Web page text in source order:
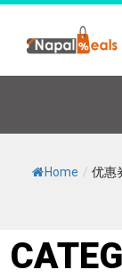
Home / 优惠